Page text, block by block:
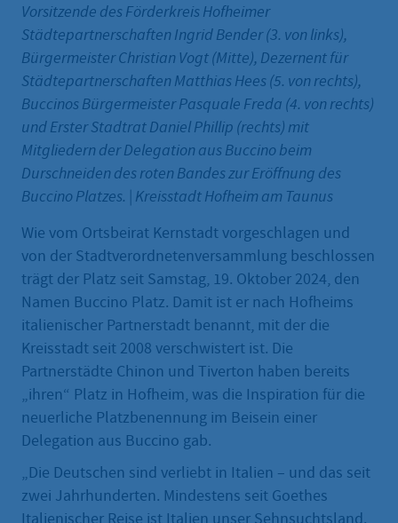
Vorsitzende des Förderkreis Hofheimer
Städtepartnerschaften Ingrid Bender (3. von links),
Bürgermeister Christian Vogt (Mitte), Dezernent für
Städtepartnerschaften Matthias Hees (5. von rechts),
Buccinos Bürgermeister Pasquale Freda (4. von rechts)
und Erster Stadtrat Daniel Phillip (rechts) mit
Mitgliedern der Delegation aus Buccino beim
Durschneiden des roten Bandes zur Eröffnung des
Buccino Platzes. Kreisstadt Hofheim am Taunus
Wie vom Ortsbeirat Kernstadt vorgeschlagen und
von der Stadtverordnetenversammlung beschlossen
trägt der Platz seit Samstag, 19. Oktober 2024, den
Namen Buccino Platz. Damit ist er nach Hofheims
italienischer Partnerstadt benannt, mit der die
Kreisstadt seit 2008 verschwistert ist. Die
Partnerstädte Chinon und Tiverton haben bereits
„ihren“ Platz in Hofheim, was die Inspiration für die
neuerliche Platzbenennung im Beisein einer
Delegation aus Buccino gab.
„Die Deutschen sind verliebt in Italien – und das seit
zwei Jahrhunderten. Mindestens seit Goethes